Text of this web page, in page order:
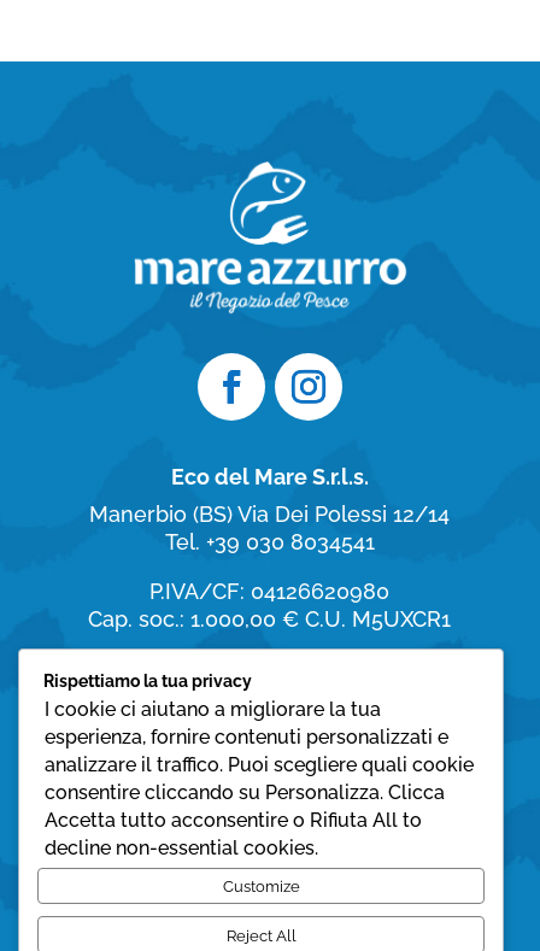
Eco del Mare S.r.l.s.
Manerbio (BS)Via Dei Polessi 12/14
Tel. +39 030 8034541
P.IVA/CF: 04126620980
Cap. soc.: 1.000,00 €C.U. M5UXCR1
Orari di apertura
dal Lunedì al Sabato:
8:30 – 19:30
Domenica:
08:30 – 12:30
Privacy policy
Cookie policy
Rispettiamo la tua privacy
I cookie ci aiutano a migliorare la tua
esperienza, fornire contenuti personalizzati e
analizzare il traffico. Puoi scegliere quali cookie
consentire cliccando su Personalizza. Clicca
Accetta tutto acconsentire o Rifiuta All to
decline non-essential cookies.
Customize
Reject All